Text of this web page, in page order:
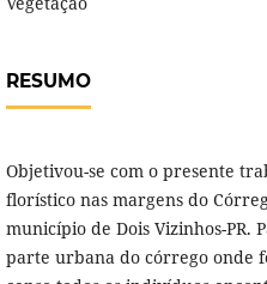
RESUMO
Objetivou-se com o presente
florístico nas margens do
município de Dois Vizinhos-PR.
parte urbana do córrego onde